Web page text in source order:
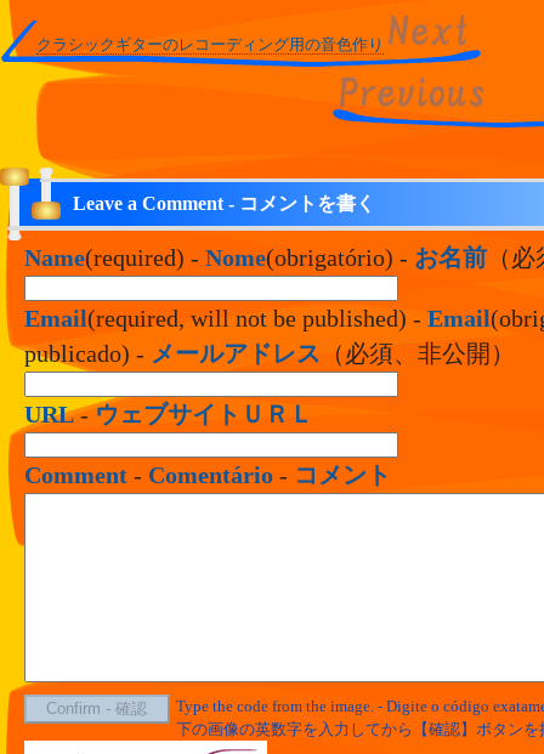
クラシックギターのレコーディング用の音色作り
Leave a Comment - コメントを書く
Name(required) - Nome(obrigatório) - お名前 （
Email(required, will not be published) - Email
publicado) - メールアドレス （必須、非公開）
URL-ウェブサイトＵＲＬ
Comment - Comentário - コメント
Type the code from the image. - Digite o código
下の画像の英数字を入力してから【確認】ボタン